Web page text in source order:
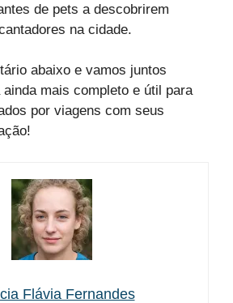
de pets a descobrirem
na cidade.
abaixo e vamos juntos
mais completo e útil para
por viagens com seus
Flávia Fernandes